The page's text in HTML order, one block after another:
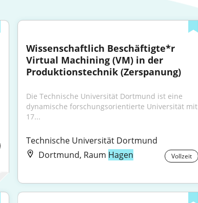
Wissenschaftlich Beschäftigte*r
Virtual Machining (VM) in der
Produktionstechnik (Zerspanung)
Die Technische Universität Dortmund ist eine
dynamische forschungsorientierte Universität mit
17...
Technische Universität Dortmund
Dortmund, Raum Hagen Vollzeit